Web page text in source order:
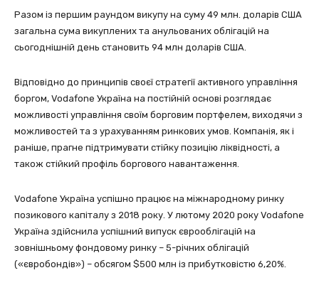
Разом із першим раундом викупу на суму 49 млн. доларів США
загальна сума викуплених та анульованих облігацій на
сьогоднішній день становить 94 млн доларів США.
Відповідно до принципів своєї стратегії активного управління
боргом, Vodafone Україна на постійній основі розглядає
можливості управління своїм борговим портфелем, виходячи з
можливостей та з урахуванням ринкових умов. Компанія, як і
раніше, прагне підтримувати стійку позицію ліквідності, а
також стійкий профіль боргового навантаження.
Vodafone Україна успішно працює на міжнародному ринку
позикового капіталу з 2018 року. У лютому 2020 року Vodafone
Україна здійснила успішний випуск єврооблігацій на
зовнішньому фондовому ринку – 5-річних облігацій
(«євробондів») – обсягом $500 млн із прибутковістю 6,20%.